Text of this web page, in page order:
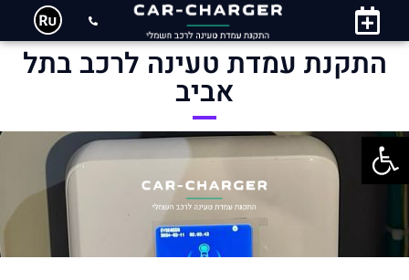
פתח סרגל נגישות
התקנת עמדת טעינה לרכב בתל
אביב